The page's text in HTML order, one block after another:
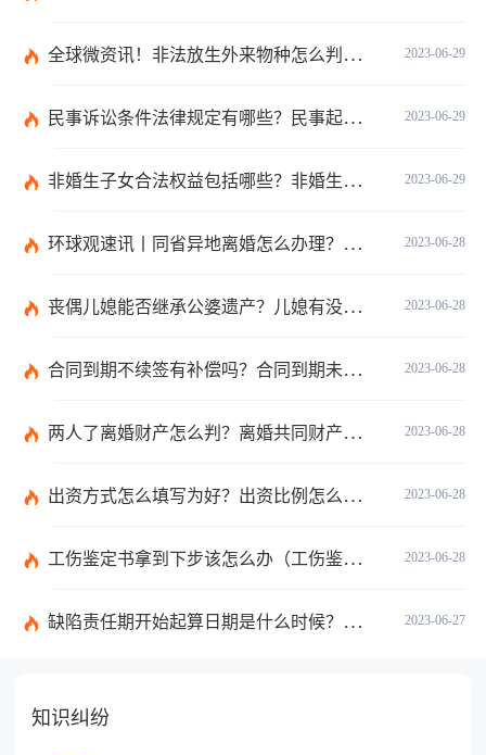
2023-06-29
全球微资讯！非法放生外来物种怎么判？放生归哪个部门管？
2023-06-29
民事诉讼条件法律规定有哪些？民事起诉的流程的是怎样的？
2023-06-29
非婚生子女合法权益包括哪些？非婚生子女继承财产的条件是什么？ 全球热点评
2023-06-28
环球观速讯丨同省异地离婚怎么办理？夫妻异地离婚须准备哪些资料？
2023-06-28
丧偶儿媳能否继承公婆遗产？儿媳有没有赡养老人的义务？
2023-06-28
合同到期不续签有补偿吗？合同到期未提前30天通知怎么赔偿？ 当前速看
2023-06-28
两人了离婚财产怎么判？离婚共同财产有哪些？_焦点快报
2023-06-28
出资方式怎么填写为好？出资比例怎么填写？
2023-06-28
工伤鉴定书拿到下步该怎么办（工伤鉴定后要是对伤残等级结论不服怎么办）
2023-06-27
缺陷责任期开始起算日期是什么时候？缺陷责任终止证书签发的必要条件是什么？
知识纠纷